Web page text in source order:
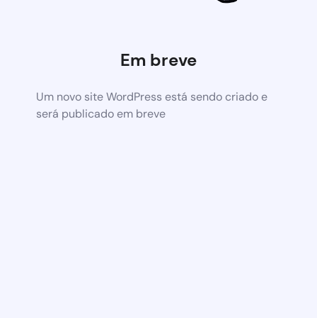
Em breve
Um novo site WordPress está sendo criado e
será publicado em breve